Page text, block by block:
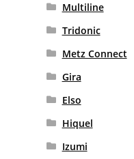
Multiline
Tridonic
Metz Connect
Gira
Elso
Hiquel
Izumi